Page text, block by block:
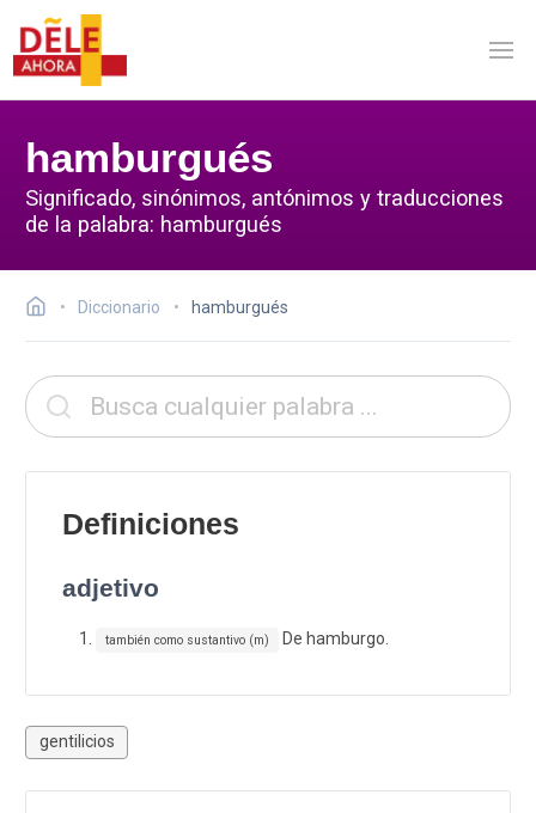
hamburgués
Significado, sinónimos, antónimos y traducciones
de la palabra: hamburgués
Diccionario hamburgués
Definiciones
adjetivo
también como sustantivo (m) De hamburgo.
gentilicios